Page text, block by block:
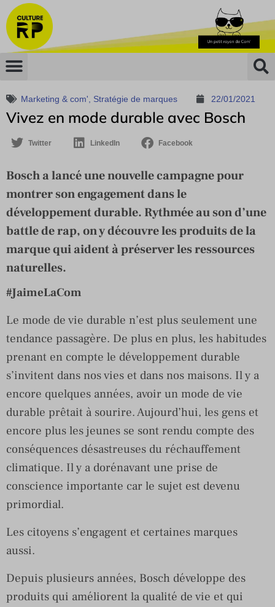
Marketing & com' Stratégie de marques 22/01/2021
Vivez en mode durable avec Bosch
Twitter LinkedIn Facebook
Bosch a lancé une nouvelle campagne pour
montrer son engagement dans le
développement durable. Rythmée au son d’une
battle de rap, on y découvre les produits de la
marque qui aident à préserver les ressources
naturelles.
#JaimeLaCom
Le mode de vie durable n’est plus seulement une
tendance passagère. De plus en plus, les habitudes
prenant en compte le développement durable
s’invitent dans nos vies et dans nos maisons. Il y a
encore quelques années, avoir un mode de vie
durable prêtait à sourire. Aujourd’hui, les gens et
encore plus les jeunes se sont rendu compte des
conséquences désastreuses du réchauffement
climatique. Il y a dorénavant une prise de
conscience importante car le sujet est devenu
primordial.
Les citoyens s’engagent et certaines marques
aussi.
Depuis plusieurs années, Bosch développe des
produits qui améliorent la qualité de vie et qui